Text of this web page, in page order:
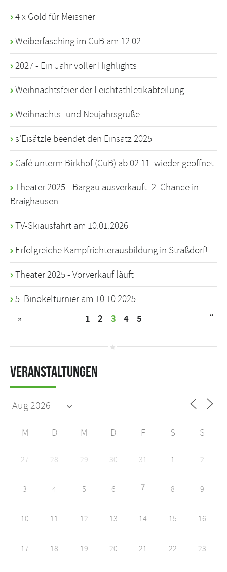
4 x Gold für Meissner
Weiberfasching im CuB am 12.02.
2027 - Ein Jahr voller Highlights
Weihnachtsfeier der Leichtathletikabteilung
Weihnachts- und Neujahrsgrüße
s'Eisätzle beendet den Einsatz 2025
Café unterm Birkhof (CuB) ab 02.11. wieder geöffnet
Theater 2025 - Bargau ausverkauft! 2. Chance in
Braighausen.
TV-Skiausfahrt am 10.01.2026
Erfolgreiche Kampfrichterausbildung in Straßdorf!
Theater 2025 - Vorverkauf läuft
5. Binokelturnier am 10.10.2025
„ 1 2 3 4 5 “
Veranstaltungen
M D M D F S S
27 28 29 30 31 1 2
3 4 5 6 7 8 9
10 11 12 13 14 15 16
17 18 19 20 21 22 23